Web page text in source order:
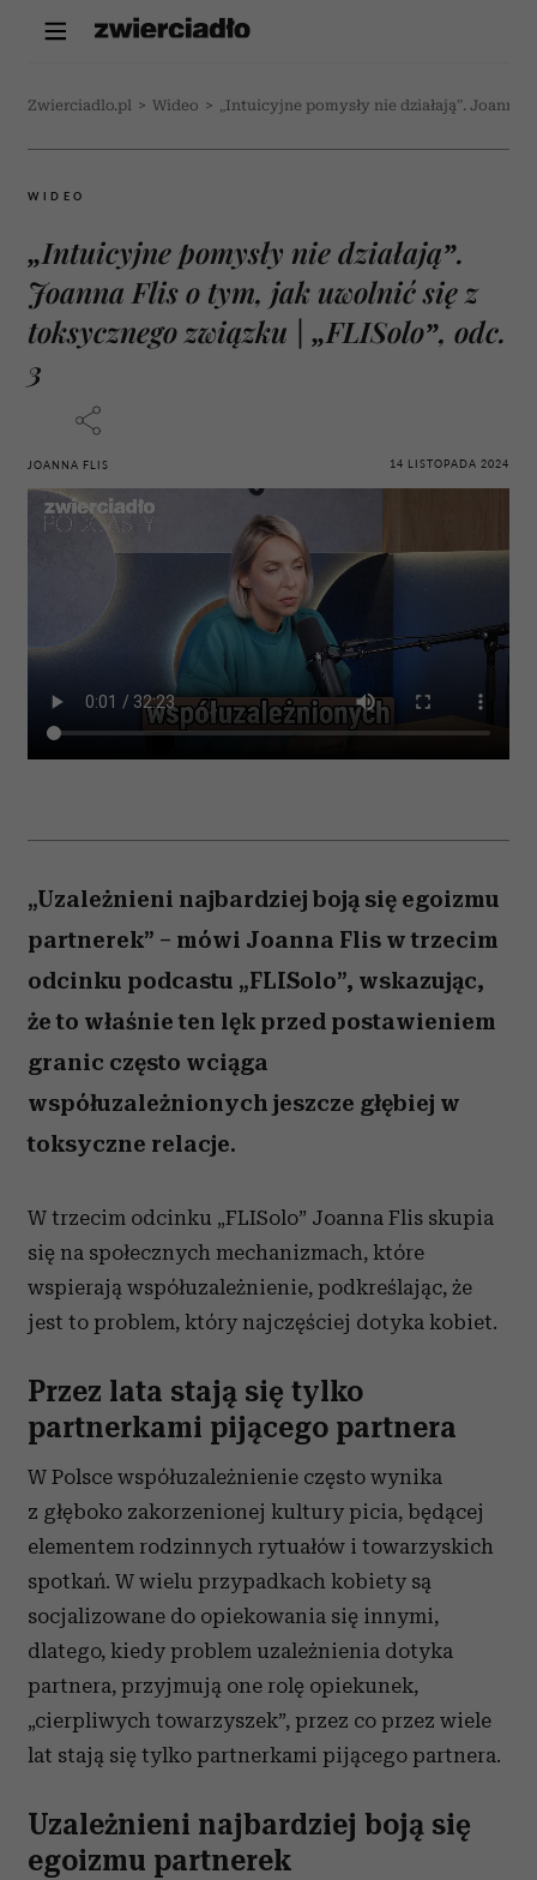
Zwierciadlo.pl > Wideo > „Intuicyjne pomysły nie działają”.
WIDEO
„Intuicyjne pomysły nie działają”.
Joanna Flis o tym, jak uwolnić się z
toksycznego związku | „FLISolo”, odc.
3
JOANNA FLIS 14 LISTOPADA 2024
„Uzależnieni najbardziej boją się egoizmu
partnerek” – mówi Joanna Flis w trzecim
odcinku podcastu „FLISolo”, wskazując,
że to właśnie ten lęk przed postawieniem
granic często wciąga
współuzależnionych jeszcze głębiej w
toksyczne relacje.
W trzecim odcinku „FLISolo” Joanna Flis skupia
się na społecznych mechanizmach, które
wspierają współuzależnienie, podkreślając, że
jest to problem, który najczęściej dotyka kobiet.
Przez lata stają się tylko
partnerkami pijącego partnera
W Polsce współuzależnienie często wynika
z głęboko zakorzenionej kultury picia, będącej
elementem rodzinnych rytuałów i towarzyskich
spotkań. W wielu przypadkach kobiety są
socjalizowane do opiekowania się innymi,
dlatego, kiedy problem uzależnienia dotyka
partnera, przyjmują one rolę opiekunek,
„cierpliwych towarzyszek”, przez co przez wiele
lat stają się tylko partnerkami pijącego partnera.
Uzależnieni najbardziej boją się
egoizmu partnerek